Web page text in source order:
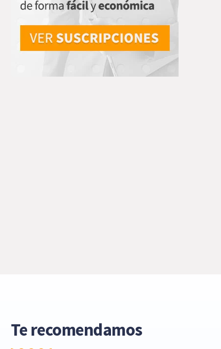
Te recomendamos